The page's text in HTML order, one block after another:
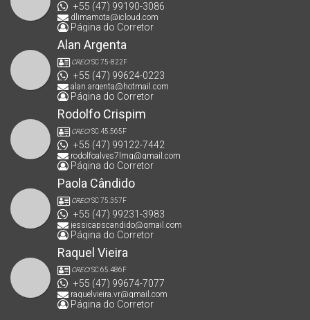
+55 (47) 99190-3086
dlimamota@icloud.com
Página do Corretor
Alan Argenta
CRECISC 75-822F
+55 (47) 99624-0223
alan.argenta@hotmail.com
Página do Corretor
Rodolfo Crispim
CRECISC 45.565F
+55 (47) 99122-7442
rodolfoalves7lmg@gmail.com
Página do Corretor
Paola Cândido
CRECISC 75.357F
+55 (47) 99231-3983
jessicapscandido@gmail.com
Página do Corretor
Raquel Vieira
CRECISC 65.486F
+55 (47) 99674-7077
raquelvieira.vr@gmail.com
Página do Corretor